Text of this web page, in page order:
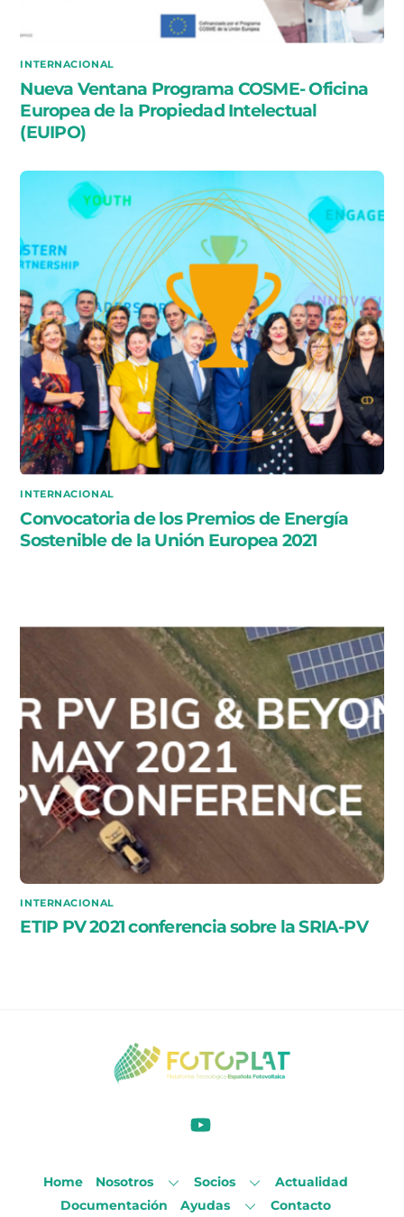
INTERNACIONAL
Nueva Ventana Programa COSME- Oficina
Europea de la Propiedad Intelectual
(EUIPO)
INTERNACIONAL
Convocatoria de los Premios de Energía
Sostenible de la Unión Europea 2021
INTERNACIONAL
ETIP PV 2021 conferencia sobre la SRIA-PV
Home Nosotros Socios
Actualidad
Documentación
Ayudas Contacto